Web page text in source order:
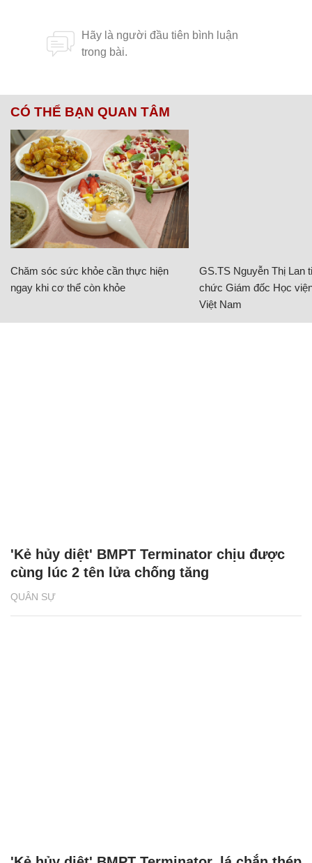
CÓ THỂ BẠN QUAN TÂM
Chăm sóc sức khỏe cần thực hiện
ngay khi cơ thể còn khỏe
GS.TS Nguyễn Thị Lan
chức Giám đốc Học
Việt Nam
QUÂN SỰ
'Kẻ hủy diệt' BMPT Terminator chịu được
cùng lúc 2 tên lửa chống tăng